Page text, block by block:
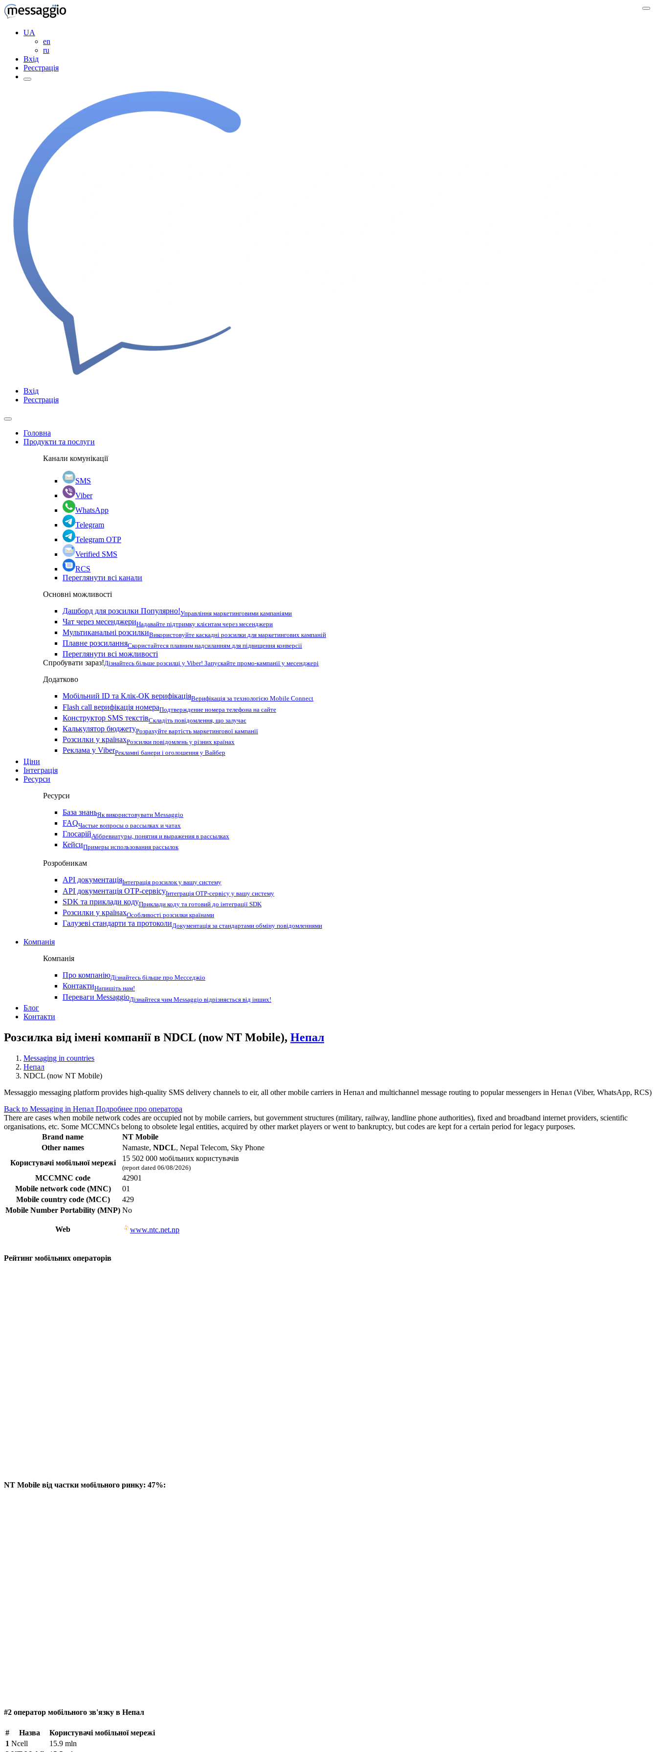
UA
en
ru
Вхід
Реєстрація
Вхід
Реєстрація
Головна
Продукти та послуги
Канали комунікації
SMS
Viber
WhatsApp
Telegram
Telegram OTP
Verified SMS
RCS
Переглянути всі канали
Основні можливості
Дашборд для розсилки Популярно!Управління маркетинговими кампаніями
Чат через месенджериНадавайте підтримку клієнтам через месенджери
Мультиканальні розсилкиВикористовуйте каскадні розсилки для маркетингових кампаній
Плавне розсиланняСкористайтеся плавним надсиланням для підвищення конверсії
Переглянути всі можливості
Спробувати зараз!Дізнайтесь більше розсилці у Viber! Запускайте промо-кампанії у месенджері
Додатково
Мобільний ID та Клік-ОК верифікаціяВерифікація за технологією Mobile Connect
Flash call верифікація номераПодтверждение номера телефона на сайте
Конструктор SMS текстівСкладіть повідомлення, що залучає
Калькулятор бюджетуРозрахуйте вартість маркетингової кампанії
Розсилки у країнахРозсилки повідомлень у різних країнах
Реклама у ViberРекламні банери і оголошення у Вайбер
Ціни
Інтеграція
Ресурси
Ресурси
База знаньЯк використовувати Messaggio
FAQЧастые вопросы о рассылках и чатах
ГлосарійАббревиатуры, понятия и выражения в рассылках
КейсиПримеры использования рассылок
Розробникам
API документаціяІнтеграція розсилок у вашу систему
API документація OTP-сервісуІнтеграція OTP-сервісу у вашу систему
SDK та приклади кодуПриклади коду та готовий до інтеграції SDK
Розсилки у країнахОсобливості розсилки країнами
Галузеві стандарти та протоколиДокументація за стандартами обміну повідомленнями
Компанія
Компанія
Про компаніюДізнайтесь більше про Месседжіо
КонтактиНапишіть нам!
Переваги MessaggioДізнайтеся чим Messaggio відрізняється від інших!
Блог
Контакти
Розсилка від імені компанії в NDCL (now NT Mobile), Непал
Messaging in countries
Непал
NDCL (now NT Mobile)
Messaggio messaging platform provides high-quality SMS delivery channels to eir, all other mobile carriers in Непал and multichannel message routing to popular messengers in Непал (Viber, WhatsApp, RCS)
Back to Messaging in Непал Подробнее про оператора
There are cases when mobile network codes are occupied not by mobile carriers, but government structures (military, railway, landline phone authorities), fixed and broadband internet providers, scientific
organisations, etc. Some MCCMNCs belong to obsolete legal entities, acquired by other market players or went to bankruptcy, but codes are kept for a certain period for legacy purposes.
Brand name
NT Mobile
Other names
Namaste, NDCL, Nepal Telecom, Sky Phone
Користувачі мобільної мережі
15 502 000 мобільних користувачів
(report dated 06/08/2026)
MCCMNC code
42901
Mobile network code (MNC)
01
Mobile country code (MCC)
429
Mobile Number Portability (MNP) No
Web www.ntc.net.np
Рейтинг мобільних операторів
NT Mobile від частки мобільного ринку: 47%:
#2 оператор мобільного зв'язку в Непал
# Назва
Користувачі мобільної мережі
1 Ncell
15.9 mln